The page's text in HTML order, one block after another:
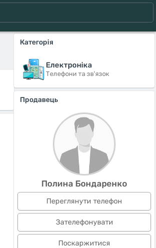
Категорія
Електроніка
Телефони та зв'язок
Продавець
Полина Бондаренко
Переглянути телефон
Зателефонувати
Поскаржитися